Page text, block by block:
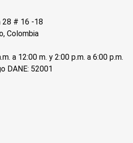
28 # 16 -18
Colombia
a 12:00 m. y 2:00 p.m. a 6:00 p.m.
DANE: 52001